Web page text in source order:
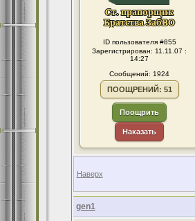
ID пользователя #855
Зарегистрирован: 11.11.07 :
14:27
Сообщений: 1924
ПООЩРЕНИЙ: 51
Поощрить
Наказать
Наверх
gen1